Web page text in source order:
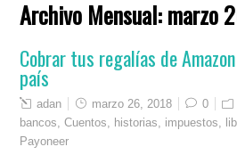
Archivo Mensual:marzo
Cobrar tus regalías de
país
adan marzo 26, 2018 0
bancos ,Cuentos historias impuestos
Payoneer